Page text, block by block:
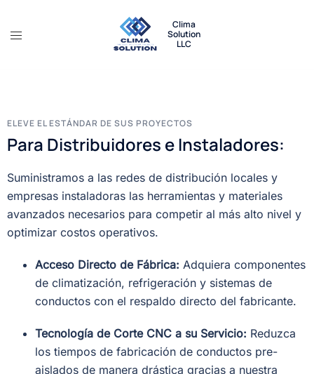
Clima
Solution
LLC
ELEVE EL ESTÁNDAR DE SUS PROYECTOS
Para Distribuidores e Instaladores:
Suministramos a las redes de distribución locales y
empresas instaladoras las herramientas y materiales
avanzados necesarios para competir al más alto nivel y
optimizar costos operativos.
Acceso Directo de Fábrica: Adquiera componentes
de climatización, refrigeración y sistemas de
conductos con el respaldo directo del fabricante.
Tecnología de Corte CNC a su Servicio: Reduzca
los tiempos de fabricación de conductos pre-
aislados de manera drástica gracias a nuestra